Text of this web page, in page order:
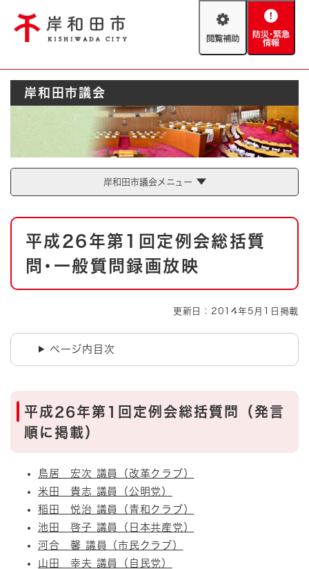
閲
助
防
緊
情
報
Foreign language
やさしい日本語
とじる
防災・緊急情報
ハザードマップ AED設置箇所
とじる
岸和田市議会
岸和田市議会メニュー
本
平成26年第1回定例会総括質
問･一般質問録画放映
更新日：2014年5月1日掲載
ページ内目次
平成26年第1回定例会総括質問（発言
順に掲載）
鳥居 宏次 議員（改革クラブ）
米田 貴志 議員（公明党）
稲田 悦治 議員（青和クラブ）
池田 啓子 議員（日本共産党）
河合 馨 議員（市民クラブ）
山田 幸夫 議員（自民党）